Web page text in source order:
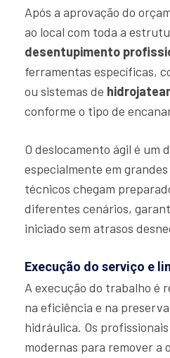
Após a aprovação do
ao local com toda a
desentupimento
ferramentas específicas,
ou sistemas de
conforme o tipo de
O deslocamento ágil é um
especialmente em
técnicos chegam
diferentes cenários,
iniciado sem atrasos
Execução do serviço e
A execução do trabalho é
na eficiência e na
hidráulica. Os
modernas para remover a